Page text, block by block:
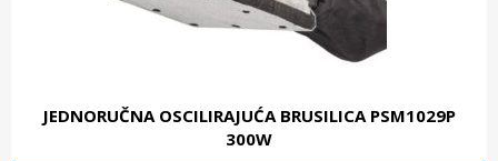
JEDNORUČNA OSCILIRAJUĆA BRUSILICA PSM1029P
300W